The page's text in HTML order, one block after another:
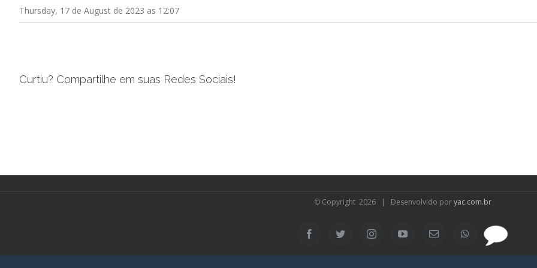
Thursday, 17 de August de 2023 as 12:07
Curtiu? Compartilhe em suas Redes Sociais!
© Copyright 2026 | Desenvolvido poryac.com.br
FacebookTwitter InstagramYouTubeEmail WhatsApp
SAC